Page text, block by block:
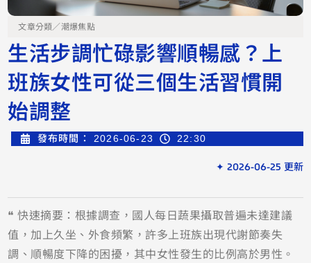
文章分類／潮爆焦點
生活步調忙碌影響順暢感？上
班族女性可從三個生活習慣開
始調整
發布時間： 2026-06-23 22:30
✦ 2026-06-25 更新
❝ 快速摘要：根據調查，國人每日蔬果攝取普遍未達建議
值，加上久坐、外食頻繁，許多上班族出現代謝節奏失
調、順暢度下降的困擾，其中女性發生的比例高於男性。